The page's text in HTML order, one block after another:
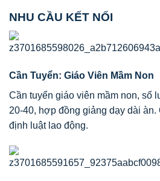
NHU CẦU KẾT NỐI
Cần Tuyển: Giáo Viên Mầm Non
Cần tuyển giáo viên mầm non, số
20-40, hợp đồng giảng dạy dài àn.
định luật lao động.